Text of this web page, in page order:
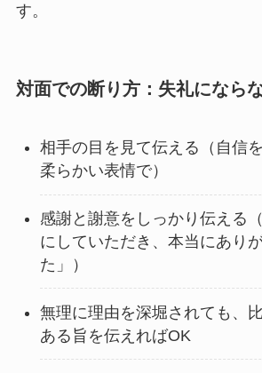
す。
対面での断り方：失礼になら
相手の目を見て伝える（自信
柔らかい表情で）
感謝と謝意をしっかり伝える
にしていただき、本当にあり
た」）
無理に理由を深堀されても、
ある旨を伝えればOK